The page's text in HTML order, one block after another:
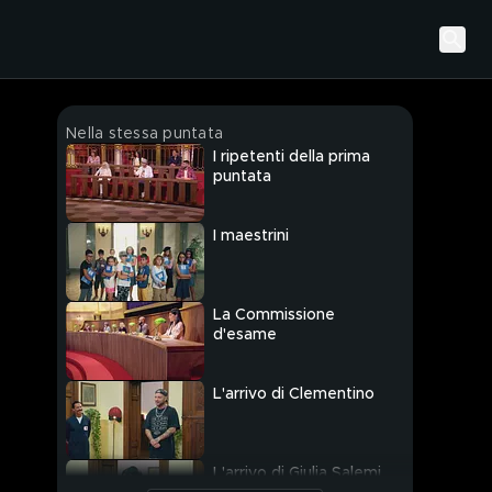
Nella stessa puntata
I ripetenti della prima
puntata
I maestrini
La Commissione
d'esame
L'arrivo di Clementino
L'arrivo di Giulia Salemi,